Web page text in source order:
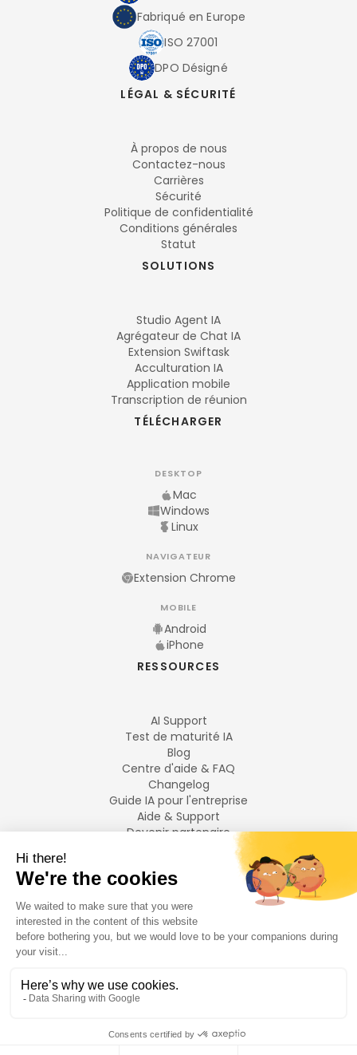
Fabriqué en Europe
ISO 27001
DPO Désigné
LÉGAL & SÉCURITÉ
À propos de nous
Contactez-nous
Carrières
Sécurité
Politique de confidentialité
Conditions générales
Statut
SOLUTIONS
Studio Agent IA
Agrégateur de Chat IA
Extension Swiftask
Acculturation IA
Application mobile
Transcription de réunion
TÉLÉCHARGER
DESKTOP
Mac
Windows
Linux
NAVIGATEUR
Extension Chrome
MOBILE
Android
iPhone
RESSOURCES
AI Support
Test de maturité IA
Blog
Centre d'aide & FAQ
Changelog
Guide IA pour l'entreprise
Aide & Support
Devenir partenaire
LANGUES
Français
English
2026Swiftask. Tous droits réservés.